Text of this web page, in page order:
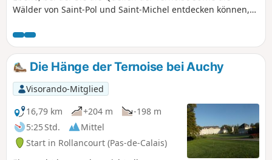
Wälder von Saint-Pol und Saint-Michel entdecken können,
können. Vorsicht beim Durchqueren der Wälder während
der Jagdsaison.
Die Hänge der Ternoise bei Auchy
Visorando-Mitglied
16,79 km
+204 m
-198 m
5:25 Std.
Mittel
Start in Rollancourt (Pas-de-Calais)